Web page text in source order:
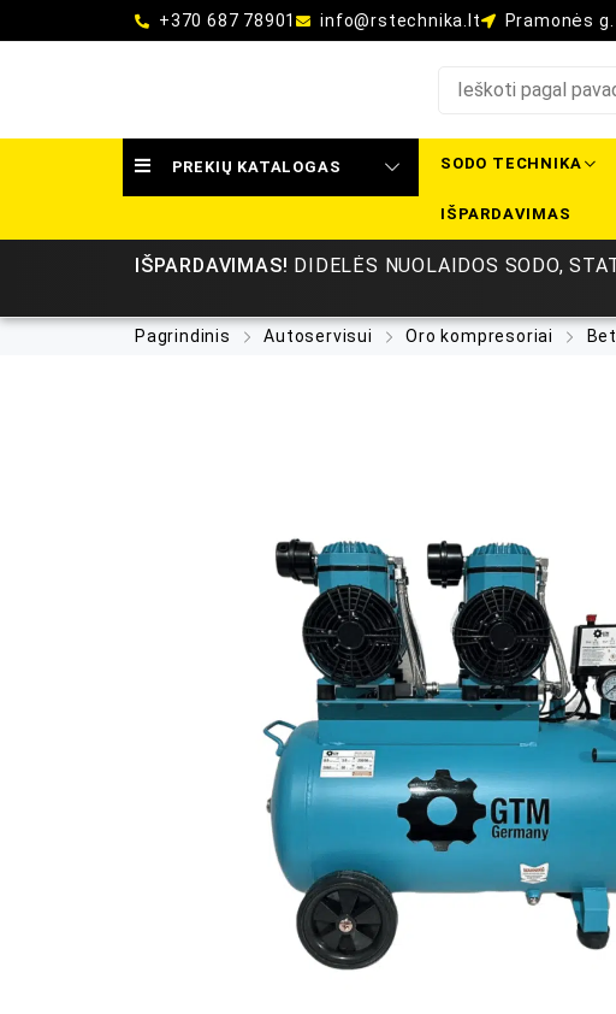
+370 687 78901 info@rstechnika.lt Pramonės
PREKIŲ KATALOGAS SODO TECHNIKA
IŠPARDAVIMAS
IŠPARDAVIMAS! DIDELĖS NUOLAIDOS SODO,
Pagrindinis Autoservisui Oro kompresoriai